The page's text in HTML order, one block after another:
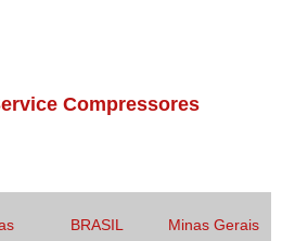
Compressores
BRASIL Minas Gerais